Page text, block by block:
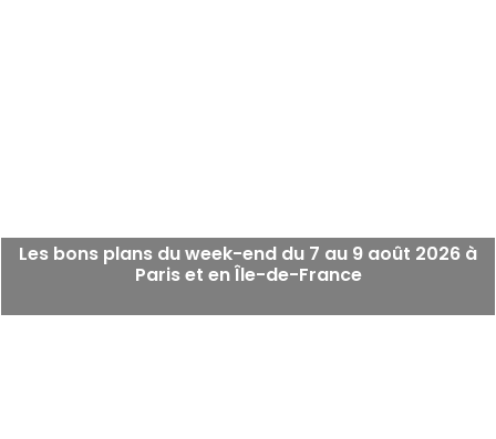
Les bons plans du week-end du 7 au 9 août 2026 à
Paris et en Île-de-France